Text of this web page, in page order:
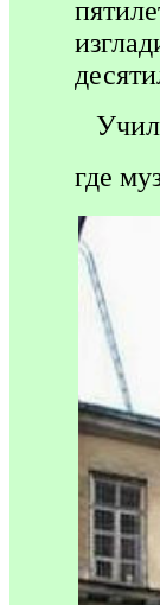
где